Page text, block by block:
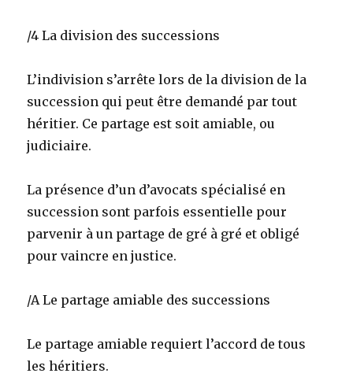
/4 La division des successions
L’indivision s’arrête lors de la division de la
succession qui peut être demandé par tout
héritier. Ce partage est soit amiable, ou
judiciaire.
La présence d’un d’avocats spécialisé en
succession sont parfois essentielle pour
parvenir à un partage de gré à gré et obligé
pour vaincre en justice.
/A Le partage amiable des successions
Le partage amiable requiert l’accord de tous
les héritiers.